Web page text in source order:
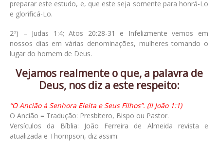
preparar este estudo, e, que este seja somente para honrá-Lo
e glorificá-Lo.
2º) – Judas 1:4; Atos 20:28-31 e Infelizmente vemos em
nossos dias em várias denominações, mulheres tomando o
lugar do homem de Deus.
Vejamos realmente o que, a palavra de
Deus, nos diz a este respeito:
“O Ancião à Senhora Eleita e Seus Filhos”. (II João 1:1)
O Ancião = Tradução: Presbítero, Bispo ou Pastor.
Versículos da Bíblia: João Ferreira de Almeida revista e
atualizada e Thompson, diz assim: